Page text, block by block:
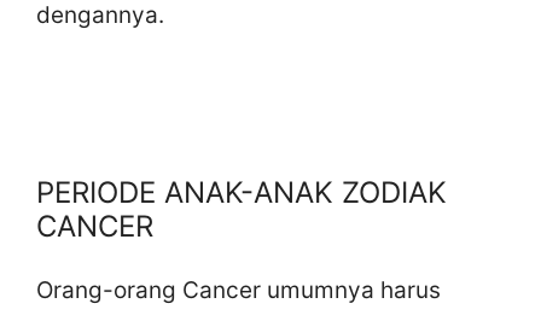
dengannya.
PERIODE ANAK-ANAK ZODIAK
CANCER
Orang-orang Cancer umumnya harus